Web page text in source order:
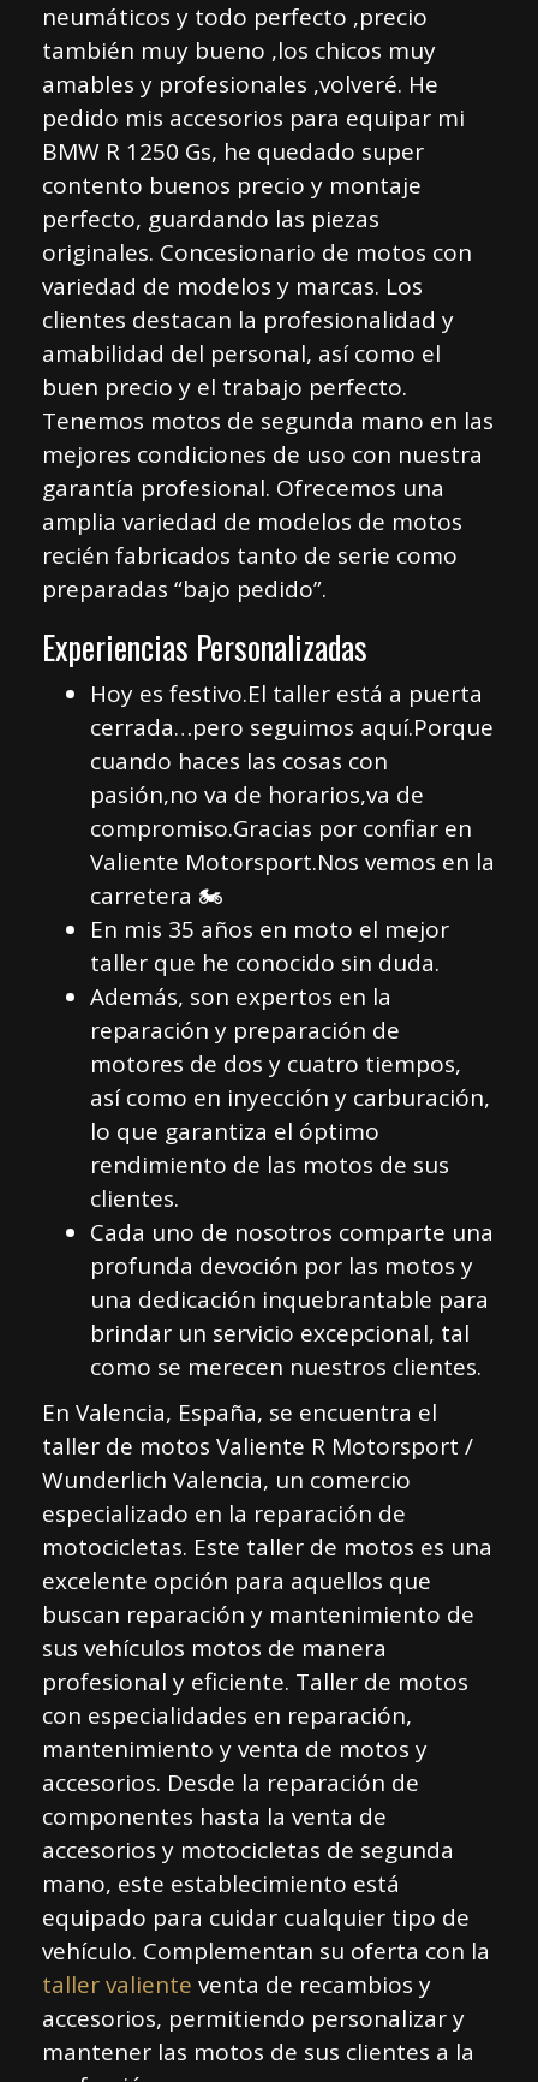
neumáticos y todo perfecto ,precio
también muy bueno ,los chicos muy
amables y profesionales ,volveré. He
pedido mis accesorios para equipar mi
BMW R 1250 Gs, he quedado super
contento buenos precio y montaje
perfecto, guardando las piezas
originales. Concesionario de motos con
variedad de modelos y marcas. Los
clientes destacan la profesionalidad y
amabilidad del personal, así como el
buen precio y el trabajo perfecto.
Tenemos motos de segunda mano en las
mejores condiciones de uso con nuestra
garantía profesional. Ofrecemos una
amplia variedad de modelos de motos
recién fabricados tanto de serie como
preparadas “bajo pedido”.
Experiencias Personalizadas
Hoy es festivo.El taller está a puerta
cerrada…pero seguimos aquí.Porque
cuando haces las cosas con
pasión,no va de horarios,va de
compromiso.Gracias por confiar en
Valiente Motorsport.Nos vemos en la
carretera 🏍️
En mis 35 años en moto el mejor
taller que he conocido sin duda.
Además, son expertos en la
reparación y preparación de
motores de dos y cuatro tiempos,
así como en inyección y carburación,
lo que garantiza el óptimo
rendimiento de las motos de sus
clientes.
Cada uno de nosotros comparte una
profunda devoción por las motos y
una dedicación inquebrantable para
brindar un servicio excepcional, tal
como se merecen nuestros clientes.
En Valencia, España, se encuentra el
taller de motos Valiente R Motorsport /
Wunderlich Valencia, un comercio
especializado en la reparación de
motocicletas. Este taller de motos es una
excelente opción para aquellos que
buscan reparación y mantenimiento de
sus vehículos motos de manera
profesional y eficiente. Taller de motos
con especialidades en reparación,
mantenimiento y venta de motos y
accesorios. Desde la reparación de
componentes hasta la venta de
accesorios y motocicletas de segunda
mano, este establecimiento está
equipado para cuidar cualquier tipo de
vehículo. Complementan su oferta con la
taller valiente venta de recambios y
accesorios, permitiendo personalizar y
mantener las motos de sus clientes a la